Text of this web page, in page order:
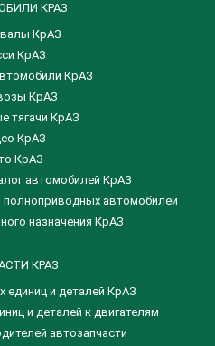
КРАЗ
КрАЗ
КрАЗ
КрАЗ
КрАЗ
тягачи КрАЗ
КрАЗ
КрАЗ
автомобилей КрАЗ
автомобилей
назначения КрАЗ
КРАЗ
единиц и деталей КрАЗ
и деталей к двигателям
автозапчасти